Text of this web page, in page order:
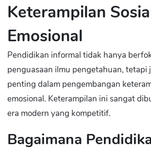
Keterampilan
Emosional
Pendidikan informal tidak hanya
penguasaan ilmu pengetahuan, tetapi
penting dalam pengembangan
emosional. Keterampilan ini sangat
era modern yang kompetitif.
Bagaimana